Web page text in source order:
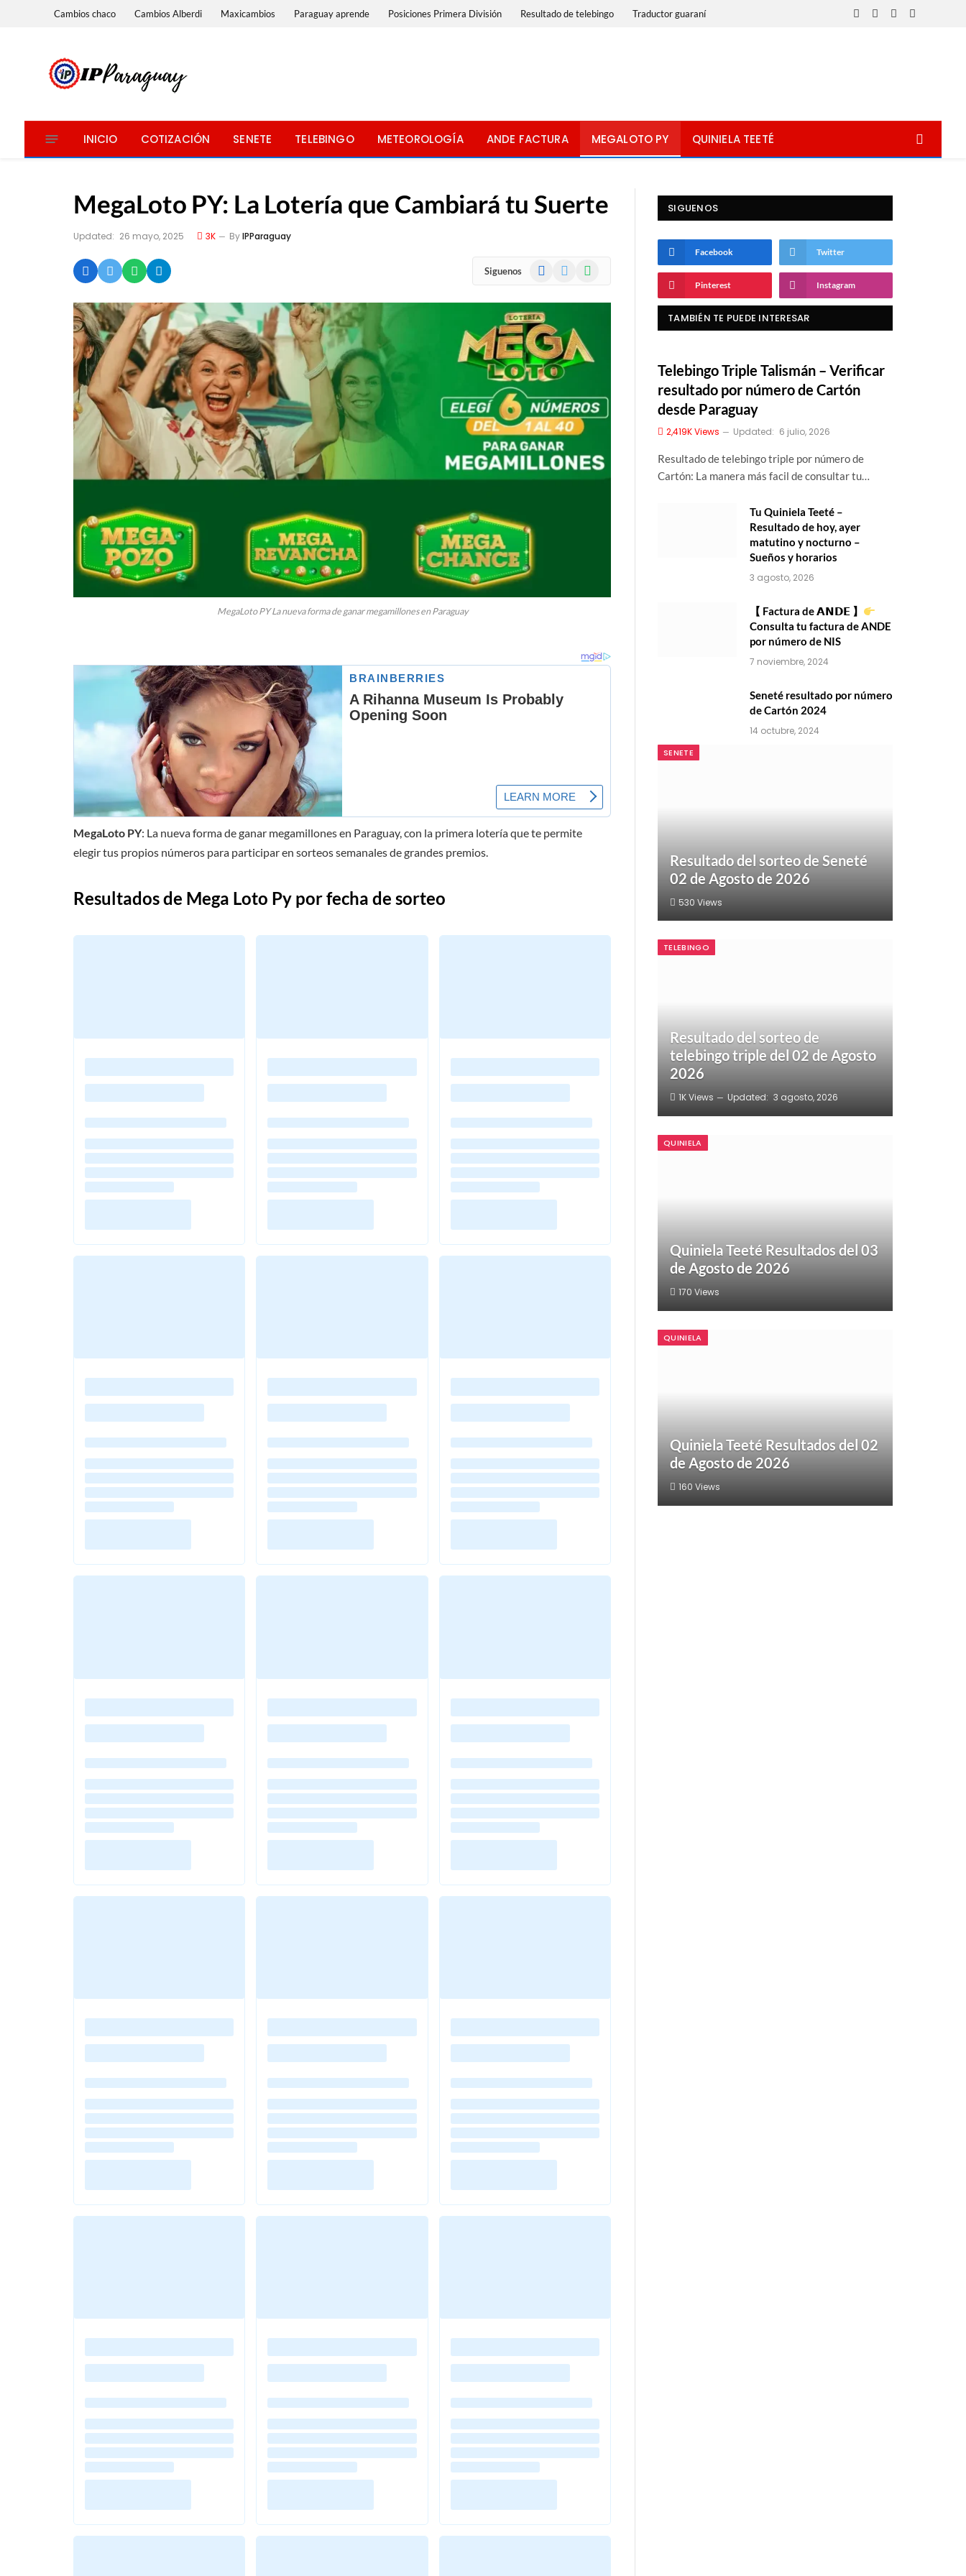
Cambios chaco Cambios Alberdi Maxicambios Paraguay aprende Posiciones Primera División Resultado de telebingo Traductor guaraní
Facebook
X
InstagramWhatsApp
INICIO COTIZACIÓN SENETE TELEBINGO METEOROLOGÍA ANDE FACTURA MEGALOTO PY QUINIELA TEETÉ
MegaLoto PY: La Lotería que Cambiará tu Suerte
Updated: 26 mayo, 2025 3K ByIPParaguay
Siguenos Facebook WhatsApp
MegaLoto PY La nueva forma de ganar megamillones en Paraguay
MegaLoto PY: La nueva forma de ganar megamillones en Paraguay, con la primera lotería que te permite
elegir tus propios números para participar en sorteos semanales de grandes premios.
Resultados de Mega Loto Py por fecha de sorteo
SIGUENOS
Facebook Twitter
Pinterest Instagram
TAMBIÉN TE PUEDE INTERESAR
Telebingo Triple Talismán – Verificar
resultado por número de Cartón
desde Paraguay
2,419KViews Updated: 6 julio, 2026
Resultado de telebingo triple por número de
Cartón: La manera más facil de consultar tu…
Tu Quiniela Teeté –
Resultado de hoy, ayer
matutino y nocturno –
Sueños y horarios
3 agosto, 2026
【 Factura de 𝗔𝗡𝗗𝗘 】
Consulta tu factura de ANDE
por número de NIS
7 noviembre, 2024
Seneté resultado por número
de Cartón 2024
14 octubre, 2024
SENETE
Resultado del sorteo de Seneté
02 de Agosto de 2026
530 Views
TELEBINGO
Resultado del sorteo de
telebingo triple del 02 de Agosto
2026
1KViews Updated: 3 agosto, 2026
QUINIELA
Quiniela Teeté Resultados del 03
de Agosto de 2026
170 Views
QUINIELA
Quiniela Teeté Resultados del 02
de Agosto de 2026
160 Views